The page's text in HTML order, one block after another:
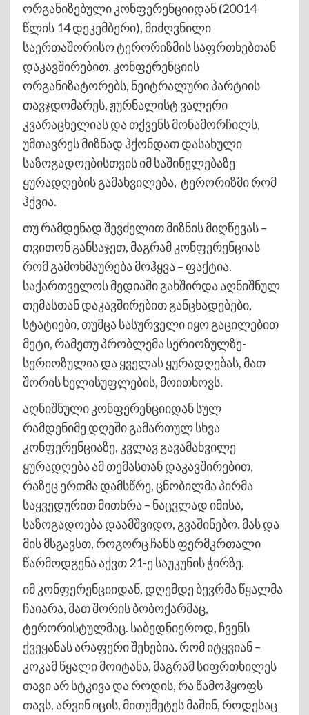
ორგანიზებული კონფერენციიდან (20014
წლის 14 დეკემბერი), მიძღვნილი
საერთაშორისო ტერორიზმის საფრთხებთან
დაკავშირებით. კონფერენციის
ორგანიზატორებს, ნეიტრალური პარტიის
თავჯდომარეს, ჟურნალისტ ვალერი
კვარაცხელიას და თქვენს მონამორჩილს,
უმთავრეს მიზნად ჰქონდათ დასახული
საზოგადოებისთვის იმ საშინელებაზე
ყურადღების გამახვილება, ტერორიზმი რომ
ჰქვია.
თუ რამდენად შევძელით მიზნის მიღწევას –
თვითონ განსაჯეთ, მაგრამ კონფერენციას
რომ გამოხმაურება მოჰყვა – ფაქტია.
საქართველოს მედიაში გახშირდა აღნიშნულ
თემასთან დაკავშირებით განცხადებები,
სტატიები, თუმცა სასურველი იყო გაცილებით
მეტი, რამეთუ პრობლემა სერიოზულზე-
სერიოზულია და ყველას ყურადღებას, მათ
შორის ხელისუფლების, მოითხოვს.
აღნიშნული კონფერენციიდან სულ
რამდენიმე დღეში გამართულ სხვა
კონფერენციაზე, კვლავ გავამახვილე
ყურადღება ამ თემასთან დაკავშირებით,
რაზეც ერთმა დამსწრე, ცნობილმა პირმა
საყვედურით მითხრა – ნაცვლად იმისა,
საზოგადოება დაამშვიდო, გვაშინებო. მას და
მის მსგავსთ, როგორც ჩანს ფერმკრთალი
წარმოდგენა აქვთ 21-ე საუკუნის ჭირზე.
იმ კონფერენციიდან, დღემდე ბევრმა წყალმა
ჩაიარა, მათ შორის ბობოქარმაც,
ტერორისტულმაც. საბედნიეროდ, ჩვენს
ქვეყანას არაფერი შეხებია. რომ იტყვიან –
კოკამ წყალი მოიტანა, მაგრამ სიფრთხილეს
თავი არ სტკივა და როდის, რა წამოჰყოფს
თავს, არვინ იცის, მითუმეტეს მაშინ, როდესაც